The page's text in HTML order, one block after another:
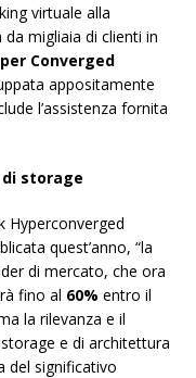
virtuale alla
migliaia di clienti in
Converged
appositamente
l’assistenza fornita
di storage
Hyperconverged
quest’anno, “la
di mercato, che ora
fino al 60% entro il
la rilevanza e il
e di architettura
del significativo